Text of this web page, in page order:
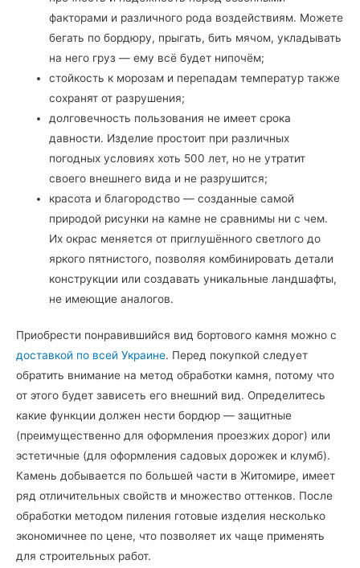
факторами и различного рода воздействиям. Можете
бегать по бордюру, прыгать, бить мячом, укладывать
на него груз — ему всё будет нипочём;
стойкость к морозам и перепадам температур также
сохранят от разрушения;
долговечность пользования не имеет срока
давности. Изделие простоит при различных
погодных условиях хоть 500 лет, но не утратит
своего внешнего вида и не разрушится;
красота и благородство — созданные самой
природой рисунки на камне не сравнимы ни с чем.
Их окрас меняется от приглушённого светлого до
яркого пятнистого, позволяя комбинировать детали
конструкции или создавать уникальные ландшафты,
не имеющие аналогов.
Приобрести понравившийся вид бортового камня можно с
доставкой по всей Украине. Перед покупкой следует
обратить внимание на метод обработки камня, потому что
от этого будет зависеть его внешний вид. Определитесь
какие функции должен нести бордюр — защитные
(преимущественно для оформления проезжих дорог) или
эстетичные (для оформления садовых дорожек и клумб).
Камень добывается по большей части в Житомире, имеет
ряд отличительных свойств и множество оттенков. После
обработки методом пиления готовые изделия несколько
экономичнее по цене, что позволяет их чаще применять
для строительных работ.